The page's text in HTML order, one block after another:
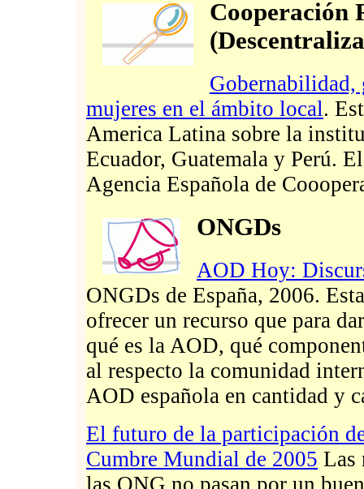
Cooperación
Gobernabilidad,
mujeres en el ámbito local.
America Latina sobre la
Ecuador, Guatemala y Perú.
Agencia Española de
ONGDs
AOD Hoy:
ONGDs de España, 2006.
ofrecer un recurso que para
qué es la AOD, qué
al respecto la comunidad
AOD española en cantidad y
El futuro de la participación
Cumbre Mundial de 2005 Las
las ONG no pasan por un